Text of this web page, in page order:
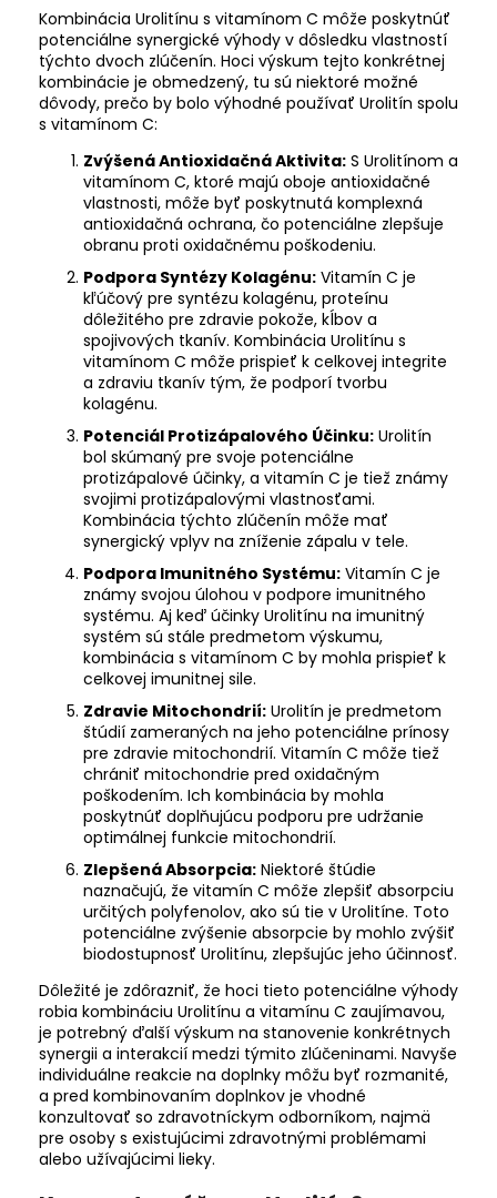
Kombinácia Urolitínu s vitamínom C môže poskytnúť
potenciálne synergické výhody v dôsledku vlastností
týchto dvoch zlúčenín. Hoci výskum tejto konkrétnej
kombinácie je obmedzený, tu sú niektoré možné
dôvody, prečo by bolo výhodné používať Urolitín spolu
s vitamínom C:
Zvýšená Antioxidačná Aktivita: S Urolitínom a
vitamínom C, ktoré majú oboje antioxidačné
vlastnosti, môže byť poskytnutá komplexná
antioxidačná ochrana, čo potenciálne zlepšuje
obranu proti oxidačnému poškodeniu.
Podpora Syntézy Kolagénu: Vitamín C je
kľúčový pre syntézu kolagénu, proteínu
dôležitého pre zdravie pokože, kĺbov a
spojivových tkanív. Kombinácia Urolitínu s
vitamínom C môže prispieť k celkovej integrite
a zdraviu tkanív tým, že podporí tvorbu
kolagénu.
Potenciál Protizápalového Účinku: Urolitín
bol skúmaný pre svoje potenciálne
protizápalové účinky, a vitamín C je tiež známy
svojimi protizápalovými vlastnosťami.
Kombinácia týchto zlúčenín môže mať
synergický vplyv na zníženie zápalu v tele.
Podpora Imunitného Systému: Vitamín C je
známy svojou úlohou v podpore imunitného
systému. Aj keď účinky Urolitínu na imunitný
systém sú stále predmetom výskumu,
kombinácia s vitamínom C by mohla prispieť k
celkovej imunitnej sile.
Zdravie Mitochondrií: Urolitín je predmetom
štúdií zameraných na jeho potenciálne prínosy
pre zdravie mitochondrií. Vitamín C môže tiež
chrániť mitochondrie pred oxidačným
poškodením. Ich kombinácia by mohla
poskytnúť doplňujúcu podporu pre udržanie
optimálnej funkcie mitochondrií.
Zlepšená Absorpcia: Niektoré štúdie
naznačujú, že vitamín C môže zlepšiť absorpciu
určitých polyfenolov, ako sú tie v Urolitíne. Toto
potenciálne zvýšenie absorpcie by mohlo zvýšiť
biodostupnosť Urolitínu, zlepšujúc jeho účinnosť.
Dôležité je zdôrazniť, že hoci tieto potenciálne výhody
robia kombináciu Urolitínu a vitamínu C zaujímavou,
je potrebný ďalší výskum na stanovenie konkrétnych
synergii a interakcií medzi týmito zlúčeninami. Navyše
individuálne reakcie na doplnky môžu byť rozmanité,
a pred kombinovaním doplnkov je vhodné
konzultovať so zdravotníckym odborníkom, najmä
pre osoby s existujúcimi zdravotnými problémami
alebo užívajúcimi lieky.